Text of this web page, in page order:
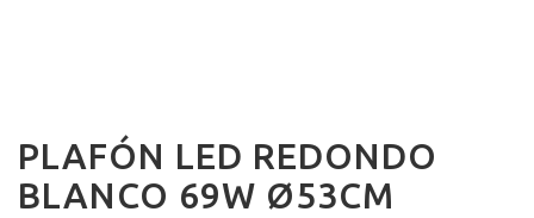
PLAFÓN LED REDONDO
BLANCO 69W Ø53CM